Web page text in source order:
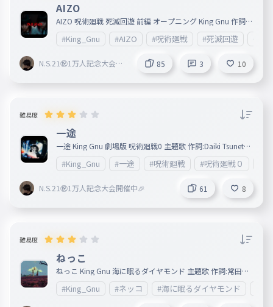
AIZO
AIZO 呪術廻戦 死滅回遊 前編 オープニング King Gnu 作詞:
常田大希 作曲:常田大希 リリース:2026/01/09 【動画（Yout
ube）】 ・King Gnu - AIZO https://www.youtube.com/w
atch?v=zz2a9Q2Wru0
#King_Gnu #AIZO #呪術廻戦 #死滅回遊 #OP
N.S.21㊗︎1万人記念大会開
85 3 10
難易度
一途
一途 King Gnu 劇場版 呪術廻戦0 主題歌 作詞:Daiki Tsuneta
作曲:Daiki Tsuneta 編曲:King Gnu リリース:2021/12/29 【
動画（Youtube)】 ・King Gnu - 一途 https://www.youtu
be.com/watch?v=hm1na9R2uYA&list=RDhm1na9R2uYA
#King_Gnu #一途 #呪術廻戦 #呪術廻戦０
N.S.21㊗︎1万人記念大会開催中🎉 61 8
難易度
ねっこ
ねっこ King Gnu 海に眠るダイヤモンド 主題歌 作詞:常田大
希 作曲:常田大希 編曲:King Gnu リリース:2024/10/21 【動
画（Youtube）】 ・King Gnu - ねっこ https://www.yout
ube.com/watch?v=jz8O2t2r8Gs
#King_Gnu #ネッコ #海に眠るダイヤモンド